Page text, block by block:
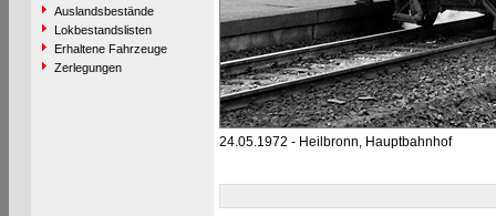
Auslandsbestände
Lokbestandslisten
Erhaltene Fahrzeuge
Zerlegungen
24.05.1972 - Heilbronn, Hauptbahnhof